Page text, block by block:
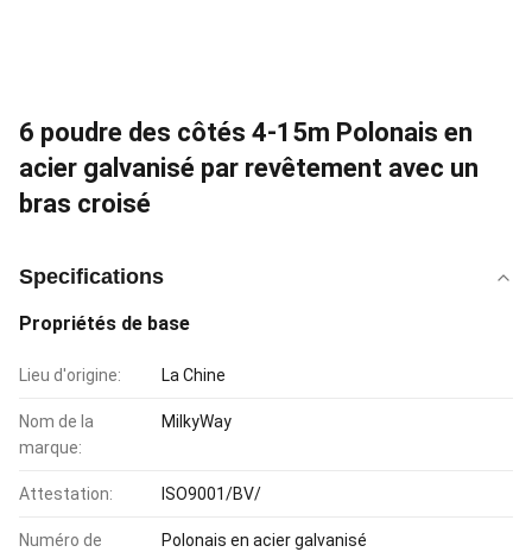
6 poudre des côtés 4-15m Polonais en
acier galvanisé par revêtement avec un
bras croisé
Specifications
Propriétés de base
Lieu d'origine: La Chine
Nom de la
marque:
MilkyWay
Attestation: ISO9001/BV/
Numéro de
Polonais en acier galvanisé